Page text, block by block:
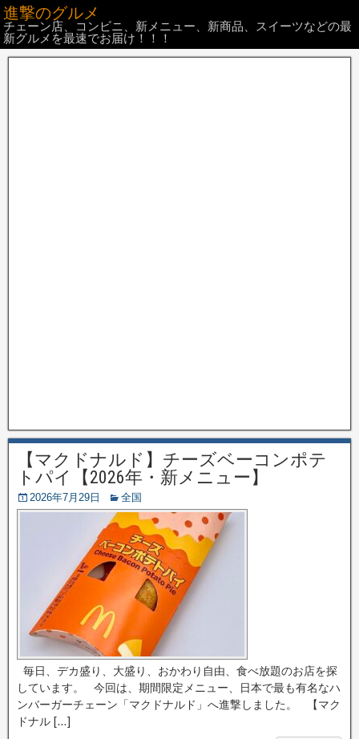
進撃のグルメ
チェーン店、コンビニ、新メニュー、新商品、スイーツなどの最
新グルメを最速でお届け！！！
【マクドナルド】チーズベーコンポテ
トパイ【2026年・新メニュー】
2026年7月29日 全国
毎日、デカ盛り、大盛り、おかわり自由、食べ放題のお店を探
しています。 今回は、期間限定メニュー、日本で最も有名なハ
ンバーガーチェーン「マクドナルド」へ進撃しました。 【マク
ドナル […]